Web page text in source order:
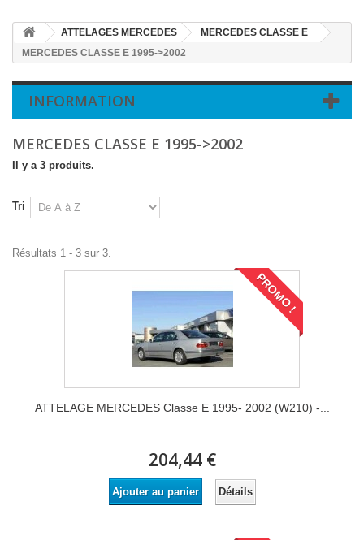
ATTELAGES MERCEDES
MERCEDES CLASSE E
MERCEDES CLASSE E 1995->2002
INFORMATION
MERCEDES CLASSE E 1995->2002
Il y a 3 produits.
Tri
Résultats 1 - 3 sur 3.
PROMO !
ATTELAGE MERCEDES Classe E 1995- 2002 (W210) -...
204,44 €
Ajouter au panier Détails